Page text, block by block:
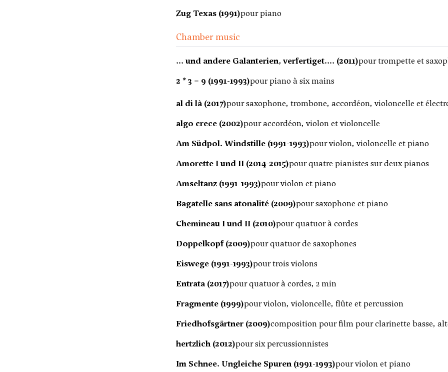
Zug Texas (1991)pour piano
Chamber music
... und andere Galanterien, verfertiget.... (2011)pour trompette et
2 * 3 = 9 (1991-1993)pour piano à six mains
al di là (2017)pour saxophone, trombone, accordéon, violoncelle et
algo crece (2002)pour accordéon, violon et violoncelle
Am Südpol. Windstille (1991-1993)pour violon, violoncelle et piano
Amorette I und II (2014-2015)pour quatre pianistes sur deux pianos
Amseltanz (1991-1993)pour violon et piano
Bagatelle sans atonalité (2009)pour saxophone et piano
Chemineau I und II (2010)pour quatuor à cordes
Doppelkopf (2009)pour quatuor de saxophones
Eiswege (1991-1993)pour trois violons
Entrata (2017)pour quatuor à cordes, 2 min
Fragmente (1999)pour violon, violoncelle, flûte et percussion
Friedhofsgärtner (2009)composition pour film pour clarinette basse,
hertzlich (2012)pour six percussionnistes
Im Schnee. Ungleiche Spuren (1991-1993)pour violon et piano